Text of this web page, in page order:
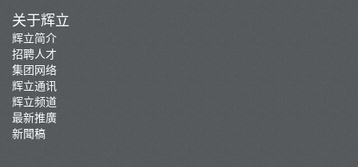
关于辉立
辉立简介
招聘人才
集团网络
辉立通讯
辉立频道
最新推廣
新聞稿